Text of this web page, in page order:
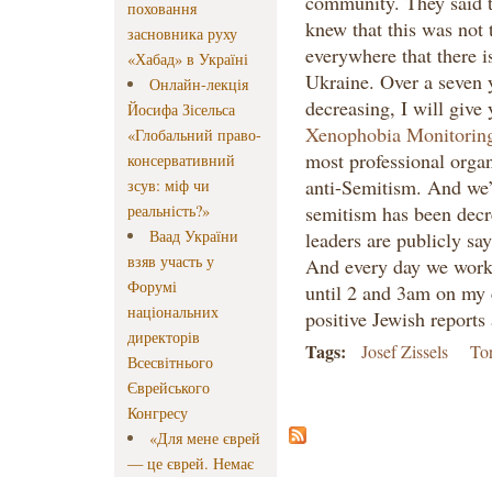
поховання
засновника руху
«Хабад» в Україні
Онлайн-лекція
Йосифа Зісельса
«Глобальний право-
консервативний
зсув: міф чи
реальність?»
Ваад України
взяв участь у
Форумі
національних
директорів
Всесвітнього
Єврейського
Конгресу
«Для мене єврей
— це єврей. Немає
knew that this was not
everywhere that there
Ukraine. Over a seven
decreasing, I will give
Xenophobia
most professional
anti-Semitism. And
semitism has been
leaders are publicly
And every day we
until 2 and 3am on my
positive Jewish
Tags: Josef Zissels